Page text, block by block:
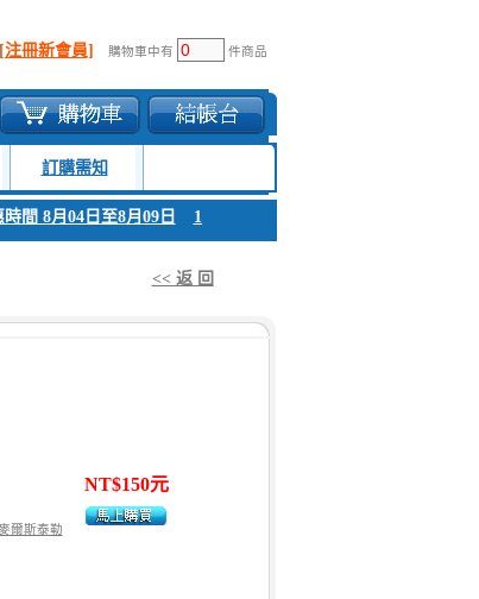
[注冊新會員] 購物車中有 件商品
訂購需知
8月04日至8月09日 1. 父親節感恩回饋!!! 優惠時間 8月04日
<< 返 回
爾斯泰勒
NT$150元